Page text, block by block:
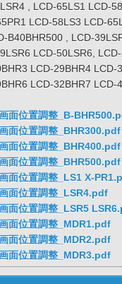
, LCD-65LS1 LCD-
LCD-58LS3 LCD-
B40BHR500 , LCD-
LCD-50LSR6,
LCD-29BHR4 LCD-
LCD-32BHR7 LCD-
面位置調整_B-
面位置調整_BHR300.pdf
面位置調整_BHR400.pdf
面位置調整_BHR500.pdf
面位置調整_LS1 X-
面位置調整_LSR4.pdf
面位置調整_LSR5
面位置調整_MDR1.pdf
面位置調整_MDR2.pdf
面位置調整_MDR3.pdf